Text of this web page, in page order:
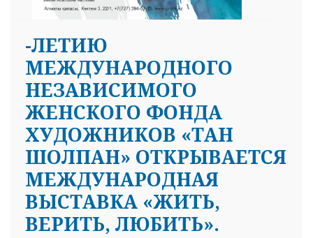
-ЛЕТИЮ
МЕЖДУНАРОДНОГО
НЕЗАВИСИМОГО
ЖЕНСКОГО ФОНДА
ХУДОЖНИКОВ «ТАН
ШОЛПАН» ОТКРЫВАЕТСЯ
МЕЖДУНАРОДНАЯ
ВЫСТАВКА «ЖИТЬ,
ВЕРИТЬ, ЛЮБИТЬ».